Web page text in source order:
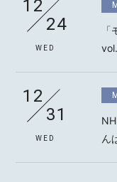
MOTOKI
12
24
WED
12
31
WED
ん